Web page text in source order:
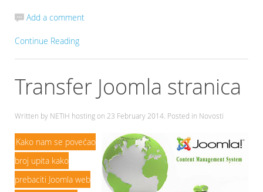
Add a comment
Continue Reading
Transfer Joomla stranica
Written by NETIH hosting on 23 February 2014 . Posted in Novosti
Kako nam se povećao
broj upita kako
prebaciti Joomla web